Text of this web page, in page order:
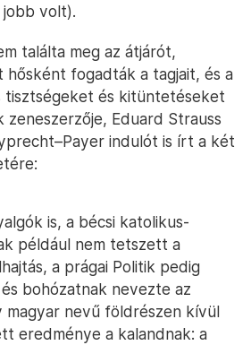
jobb volt).
találta meg az átjárót,
fogadták a tagjait, és a
tisztségeket és kitüntetéseket
Eduard Strauss
indulót is írt a két
is, a bécsi katolikus-
például nem tetszett a
a prágai Politik pedig
bohózatnak nevezte az
magyar nevű földrészen kívül
eredménye a kalandnak: a